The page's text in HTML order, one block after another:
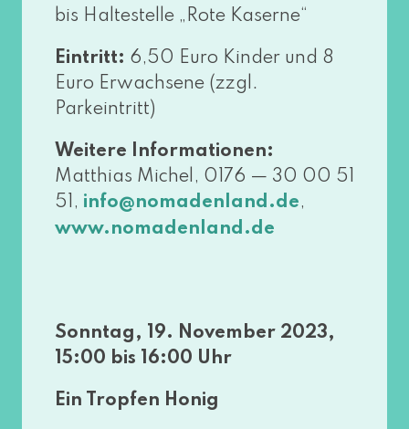
bis Haltestelle „Rote Kaserne“
Eintritt: 6,50 Euro Kinder und 8
Euro Erwachsene (zzgl.
Parkeintritt)
Weitere Informationen:
Matthias Michel, 0176 — 30 00 51
51, info@​nomadenland.​de,
www​.noma​den​land​.de
Sonntag, 19. November 2023,
15:00 bis 16:00 Uhr
Ein Tropfen Honig